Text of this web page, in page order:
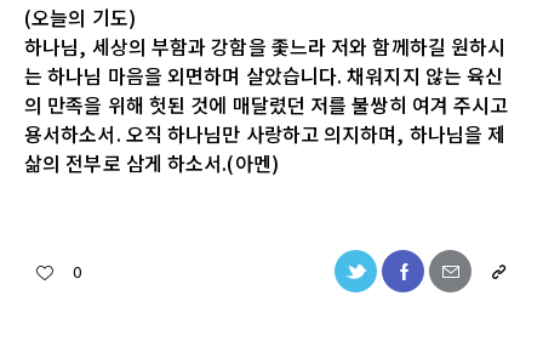
(오늘의 기도)
하나님, 세상의 부함과 강함을 좇느라 저와 함께하길 원하시
는 하나님 마음을 외면하며 살았습니다. 채워지지 않는 육신
의 만족을 위해 헛된 것에 매달렸던 저를 불쌍히 여겨 주시고
용서하소서. 오직 하나님만 사랑하고 의지하며, 하나님을 제
삶의 전부로 삼게 하소서.(아멘)
0